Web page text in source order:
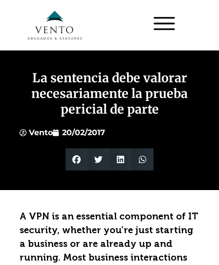
La sentencia debe valorar
necesariamente la prueba
pericial de parte
Vento 20/02/2017
A VPN is an essential component of IT
security, whether you’re just starting
a business or are already up and
running. Most business interactions